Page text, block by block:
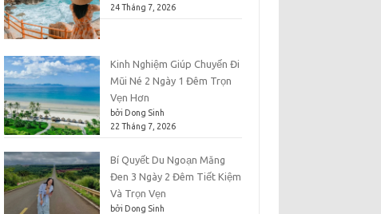
24 Tháng 7, 2026
Kinh Nghiệm Giúp Chuyến Đi
Mũi Né 2 Ngày 1 Đêm Trọn
Vẹn Hơn
bởi Dong Sinh
22 Tháng 7, 2026
Bí Quyết Du Ngoạn Măng
Đen 3 Ngày 2 Đêm Tiết Kiệm
Và Trọn Vẹn
bởi Dong Sinh